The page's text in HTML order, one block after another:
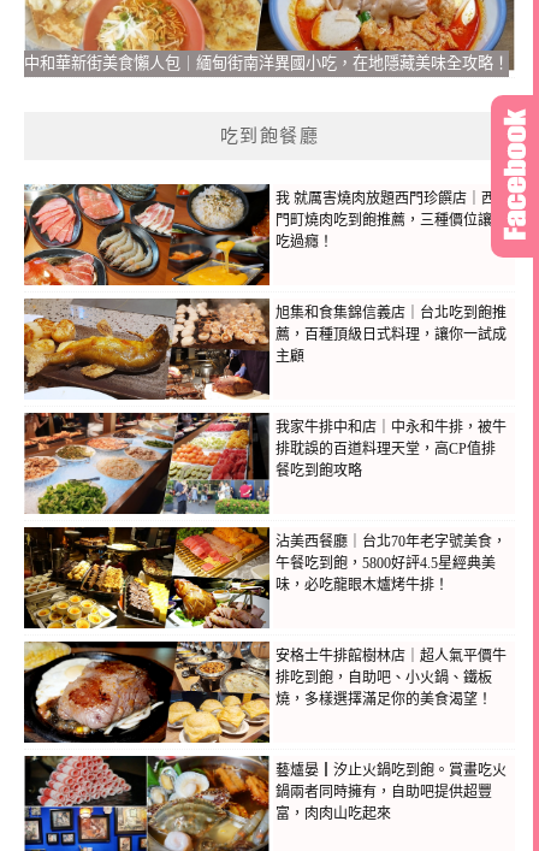
中和華新街美食懶人包｜緬甸街南洋異國小吃，在地隱藏美味全攻略！
吃到飽餐廳
我 就厲害燒肉放題西門珍饌店｜西
門町燒肉吃到飽推薦，三種價位讓你
吃過癮！
旭集和食集錦信義店｜台北吃到飽推
薦，百種頂級日式料理，讓你一試成
主顧
我家牛排中和店｜中永和牛排，被牛
排耽誤的百道料理天堂，高CP值排
餐吃到飽攻略
沾美西餐廳｜台北70年老字號美食，
午餐吃到飽，5800好評4.5星經典美
味，必吃龍眼木爐烤牛排！
安格士牛排館樹林店｜超人氣平價牛
排吃到飽，自助吧、小火鍋、鐵板
燒，多樣選擇滿足你的美食渴望！
藝爐晏┃汐止火鍋吃到飽。賞畫吃火
鍋兩者同時擁有，自助吧提供超豐
富，肉肉山吃起來